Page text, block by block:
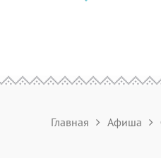
Главная Афиша